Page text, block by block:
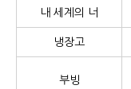
내 세계의 너
냉장고
부빙